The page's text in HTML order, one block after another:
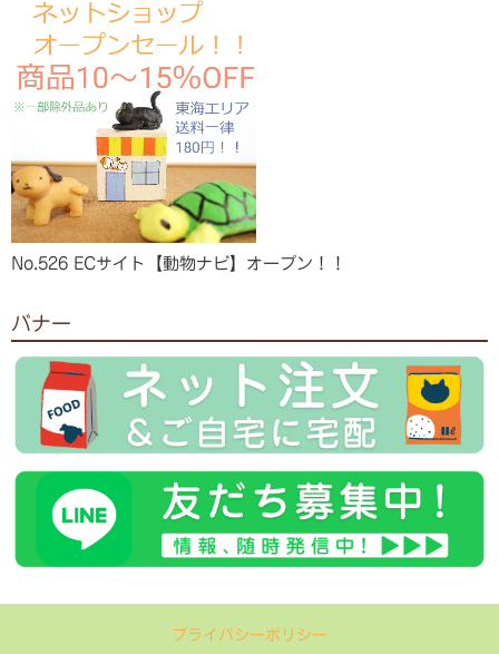
No.526 ECサイト【動物ナビ】オープン！！
バナー
プライバシーポリシー